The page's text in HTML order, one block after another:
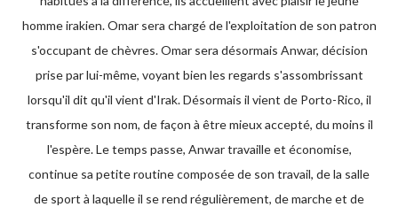
homme irakien. Omar sera chargé de l'exploitation de son patron
s'occupant de chèvres. Omar sera désormais Anwar, décision
prise par lui-même, voyant bien les regards s'assombrissant
lorsqu'il dit qu'il vient d'Irak. Désormais il vient de Porto-Rico, il
transforme son nom, de façon à être mieux accepté, du moins il
l'espère. Le temps passe, Anwar travaille et économise,
continue sa petite routine composée de son travail, de la salle
de sport à laquelle il se rend régulièrement, de marche et de